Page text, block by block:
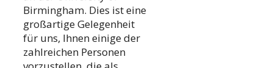
Birmingham. Dies ist eine
großartige Gelegenheit
für uns, Ihnen einige der
zahlreichen Personen